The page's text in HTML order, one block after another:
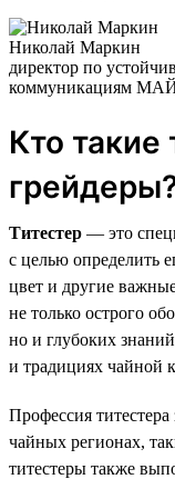
Николай Маркин
директор по
коммуникациям
Кто такие
Титестер — это
с целью определить
цвет и другие
не только острого
но и глубоких
и традициях чайной
Профессия титестера
чайных регионах,
титестеры также